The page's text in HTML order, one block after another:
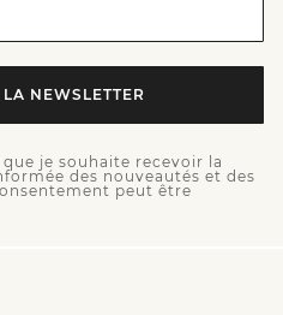
NEWSLETTER
je souhaite recevoir la
des nouveautés et des
peut être